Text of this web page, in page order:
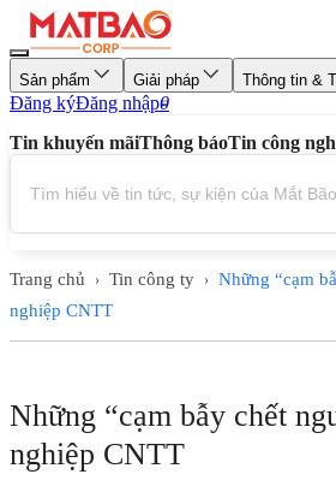
Sản phẩm Giải pháp Thông tin &
Đăng kýĐăng nhập0
Tin khuyến mãiThông báoTin công
Trang chủ › Tin công ty › Những “cạm
nghiệp CNTT
Những “cạm bẫy chết
nghiệp CNTT